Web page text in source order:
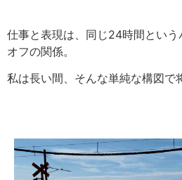
仕事と表現は、同じ24時間とい
オフの関係。
私は長い間、そんな単純な構図で